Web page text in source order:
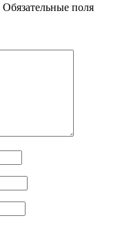
Обязательные поля